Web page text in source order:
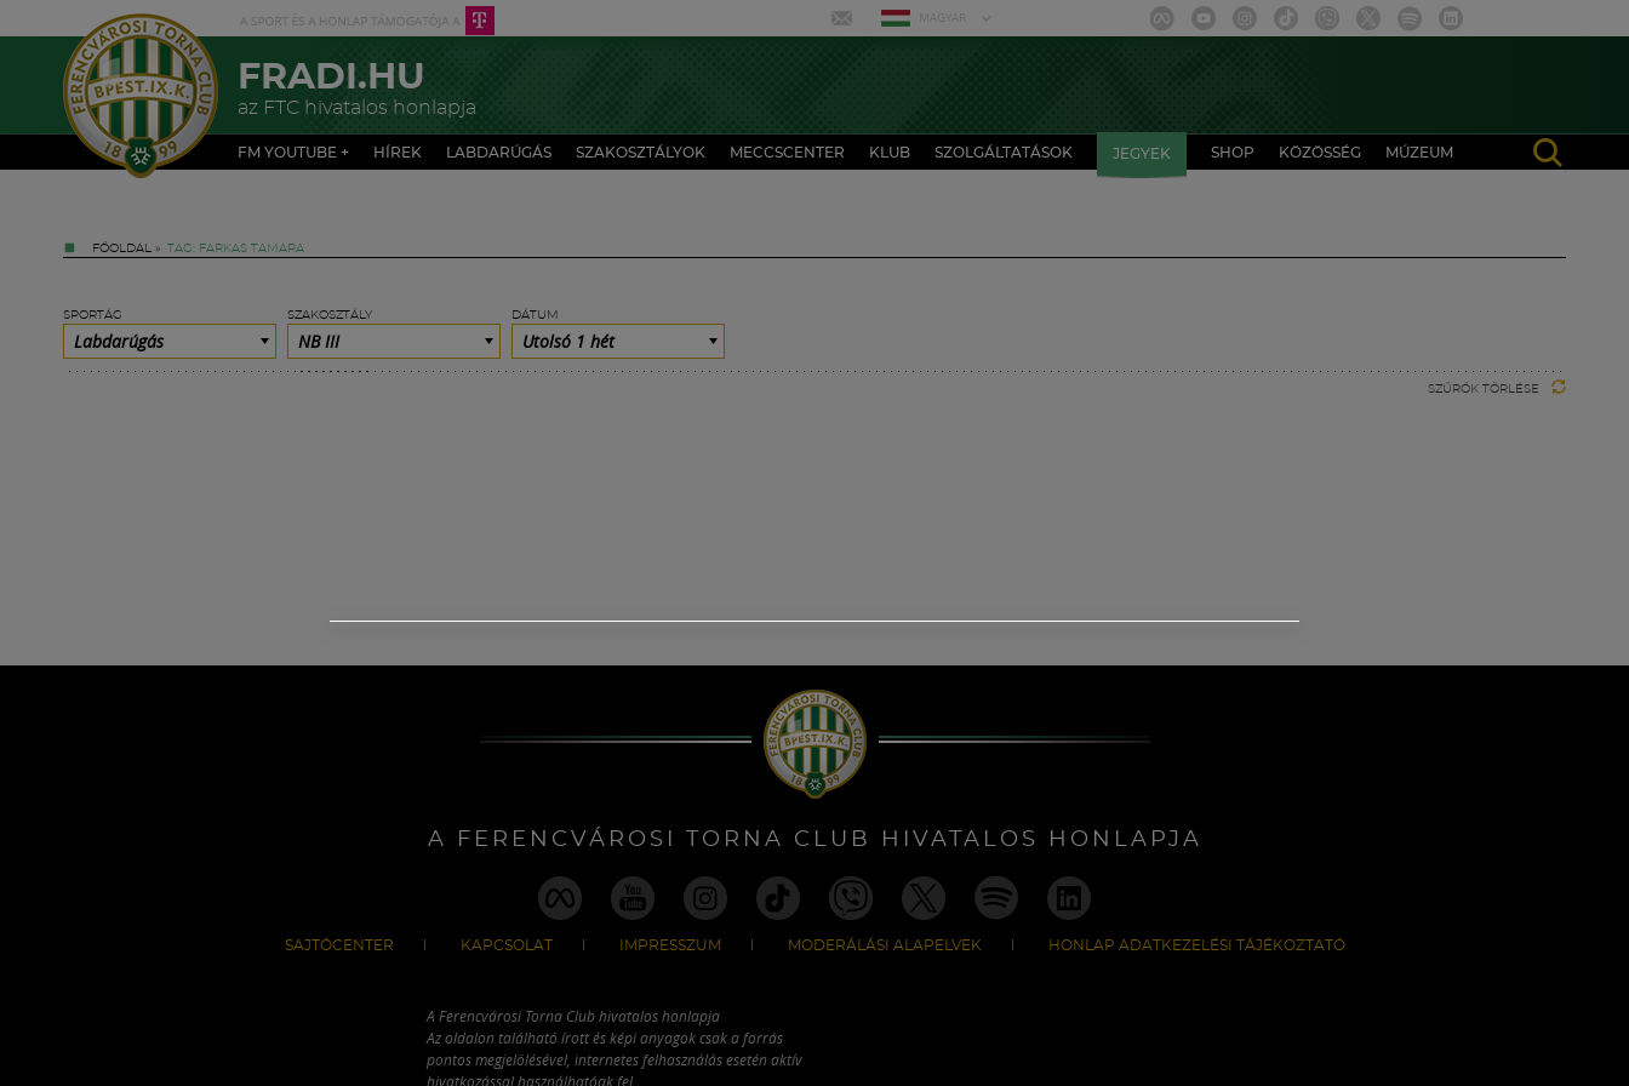
MAGYAR
FRADI.HU
az FTC hivatalos honlapja
FM YOUTUBE + HÍREK LABDARÚGÁS SZAKOSZTÁLYOK MECCSCENTER KLUB SZOLGÁLTATÁSOK JEGYEK SHOP KÖZÖSSÉG MÚZEUM
FŐOLDAL » TAG: FARKAS TAMARA
SPORTÁG
Labdarúgás
SZAKOSZTÁLY
NB III
DÁTUM
Utolsó 1 hét
SZŰRŐK TÖRLÉSE
A FERENCVÁROSI TORNA CLUB HIVATALOS HONLAPJA
SAJTÓCENTER KAPCSOLAT IMPRESSZUM MODERÁLÁSI ALAPELVEK HONLAP ADATKEZELÉSI TÁJÉKOZTATÓ
A Ferencvárosi Torna Club hivatalos honlapja
Az oldalon található írott és képi anyagok csak a forrás
pontos megjelölésével, internetes felhasználás esetén aktív
hivatkozással használhatóak fel.